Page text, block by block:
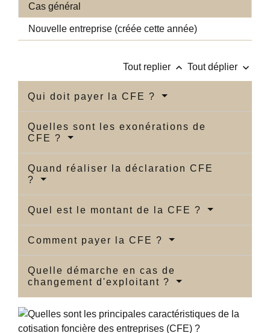
Cas général
Nouvelle entreprise (créée cette année)
Tout replier keyboard_arrow_up Tout déplier keyboard_arrow_down
Qui doit payer la CFE ?
Quelles sont les exonérations de
CFE ?
Quand réaliser la déclaration CFE
?
Quel est le montant de la CFE ?
Comment payer la CFE ?
Quelle démarche en cas de
changement d'exploitant ?